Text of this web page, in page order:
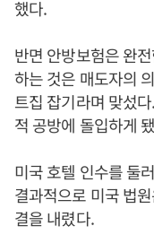
했다.
반면 안방보험은 완
하는 것은 매도자의
트집 잡기라며 맞섰
적 공방에 돌입하게
미국 호텔 인수를 둘
결과적으로 미국 법
결을 내렸다.